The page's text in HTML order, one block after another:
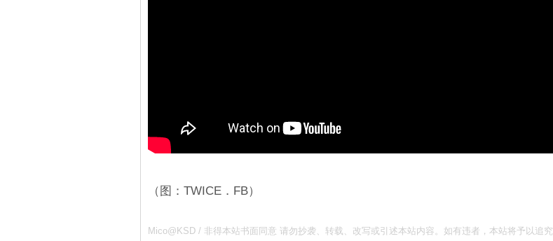
（图：TWICE．FB）
Mico@KSD / 非得本站书面同意 请勿抄袭、转载、改写或引述本站内容。如有违者，本站将予以追究